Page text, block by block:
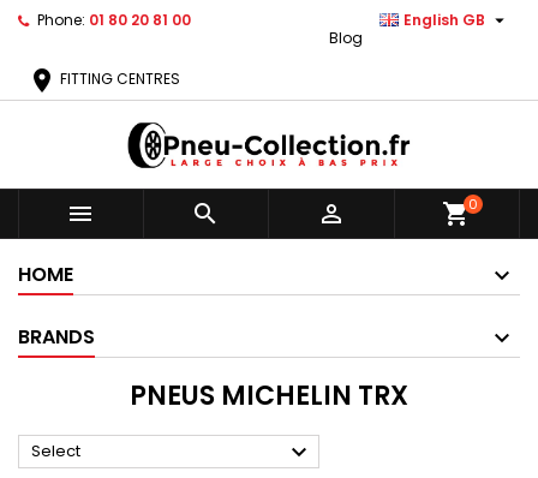
Phone: 01 80 20 81 00 English GB 
Blog
location_on FITTING CENTRES
   shopping_cart0
HOME
BRANDS
PNEUS MICHELIN TRX
Select 